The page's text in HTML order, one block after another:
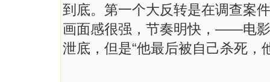
到底。第一个大反转是在调查案
画面感很强，节奏明快，——电
泄底，但是“他最后被自己杀死，